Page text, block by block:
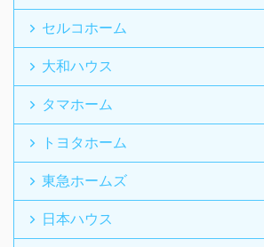
セルコホーム
大和ハウス
タマホーム
トヨタホーム
東急ホームズ
日本ハウス